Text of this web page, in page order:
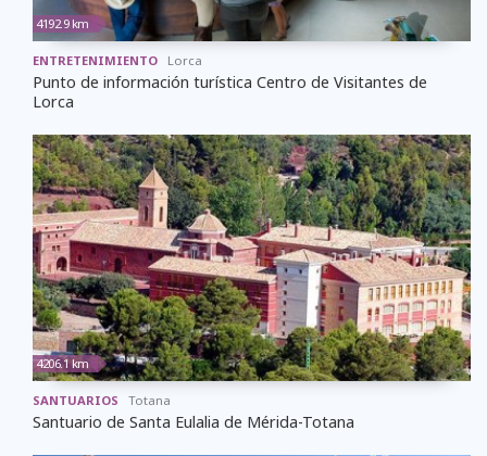
4192.9 km
ENTRETENIMIENTO Lorca
Punto de información turística Centro de Visitantes de
Lorca
4206.1 km
SANTUARIOS Totana
Santuario de Santa Eulalia de Mérida-Totana